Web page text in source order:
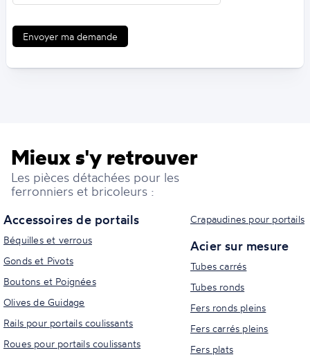
Envoyer ma demande
Mieux s'y retrouver
Les pièces détachées pour les
ferronniers et bricoleurs :
Accessoires de portails
Béquilles et verrous
Gonds et Pivots
Boutons et Poignées
Olives de Guidage
Rails pour portails coulissants
Roues pour portails coulissants
Crapaudines pour portails
Acier sur mesure
Tubes carrés
Tubes ronds
Fers ronds pleins
Fers carrés pleins
Fers plats